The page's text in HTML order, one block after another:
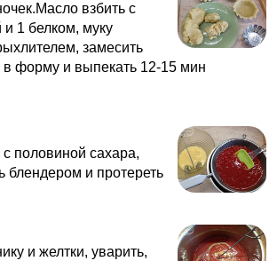
взбить с
и 1 белком, муку
замесить
в форму и выпекать 12-15 мин
половиной сахара,
блендером и протереть
и желтки, уварить,